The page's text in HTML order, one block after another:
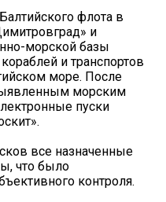
флота в
и
морской базы
и транспортов
море. После
морским
пуски
все назначенные
что было
контроля.